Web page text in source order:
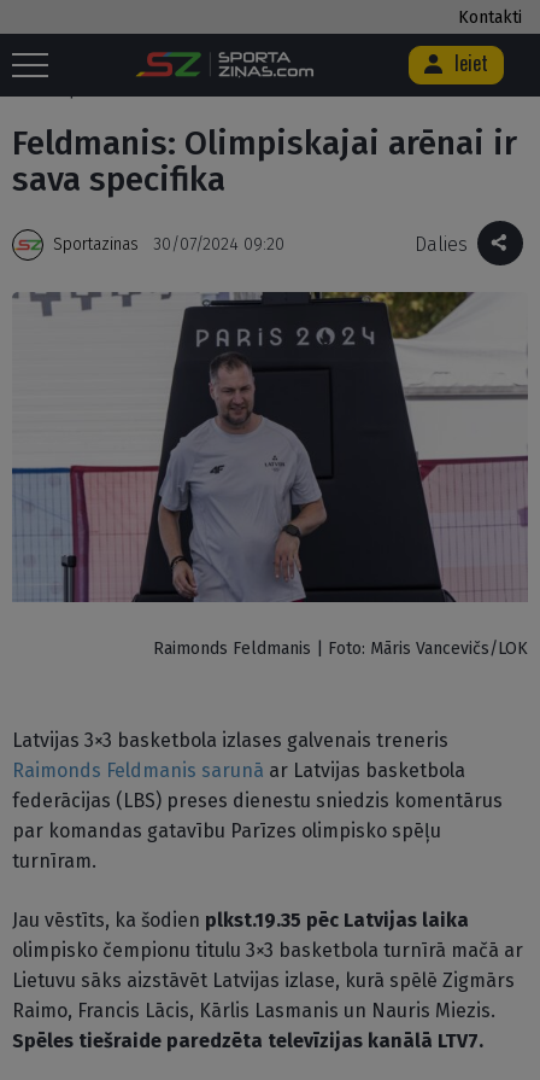
Kontakti
Ieiet
Sākums Basketbols / 3x3 basketbols
Feldmanis: Olimpiskajai arēnai
Feldmanis: Olimpiskajai arēnai ir
sava specifika
Sportazinas 30/07/2024 09:20 Dalies
Raimonds Feldmanis | Foto: Māris Vancevičs/LOK
Latvijas 3×3 basketbola izlases galvenais treneris
Raimonds Feldmanis sarunā ar Latvijas basketbola
federācijas (LBS) preses dienestu sniedzis komentārus
par komandas gatavību Parīzes olimpisko spēļu
turnīram.
Jau vēstīts, ka šodien plkst.19.35 pēc Latvijas laika
olimpisko čempionu titulu 3×3 basketbola turnīrā mačā ar
Lietuvu sāks aizstāvēt Latvijas izlase, kurā spēlē Zigmārs
Raimo, Francis Lācis, Kārlis Lasmanis un Nauris Miezis.
Spēles tiešraide paredzēta televīzijas kanālā LTV7.